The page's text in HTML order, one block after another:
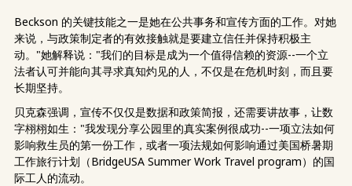
Beckson 的关键技能之一是她在公共事务和宣传方面的工作。对她
来说，与政策制定者的有效接触就是要建立信任并保持积极主
动。"她解释说："我们的目标是成为一个值得信赖的资源--一个立
法者认可并能向其寻求真知灼见的人，不仅是在危机时刻，而且要
长期坚持。
贝克森强调，宣传不仅仅是数据和政策简报，还需要讲故事，让数
字栩栩如生："我发现分享公园里的真实案例很成功--一项立法如何
影响救生员的第一份工作，或者一项法规如何影响通过美国桥暑期
工作旅行计划（BridgeUSA Summer Work Travel program）的国
际工人的流动。